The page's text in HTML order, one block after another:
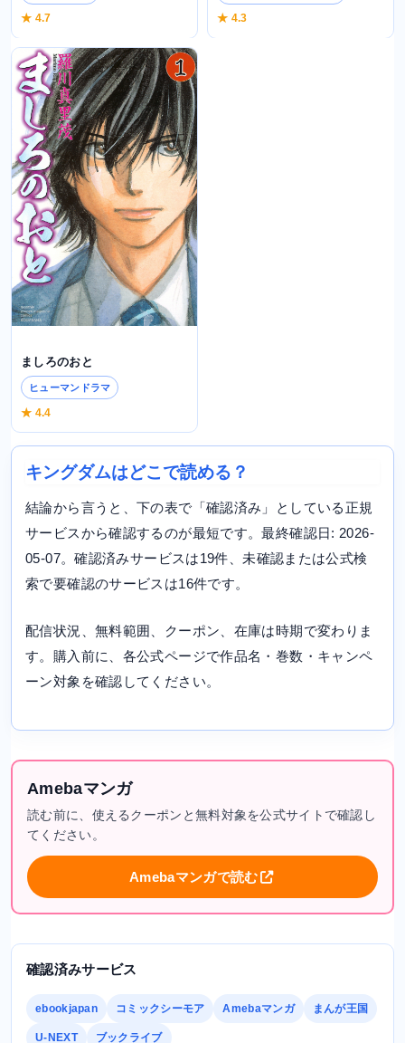
★ 4.7 ★ 4.3
ましろのおと
ヒューマンドラマ
★ 4.4
キングダムはどこで読める？
結論から言うと、下の表で「確認済み」としている正規
サービスから確認するのが最短です。最終確認日: 2026-
05-07。確認済みサービスは19件、未確認または公式検
索で要確認のサービスは16件です。
配信状況、無料範囲、クーポン、在庫は時期で変わりま
す。購入前に、各公式ページで作品名・巻数・キャンペ
ーン対象を確認してください。
Amebaマンガ
読む前に、使えるクーポンと無料対象を公式サイトで確認し
てください。
Amebaマンガで読む
確認済みサービス
ebookjapan コミックシーモア Amebaマンガ まんが王国
U-NEXT ブックライブ